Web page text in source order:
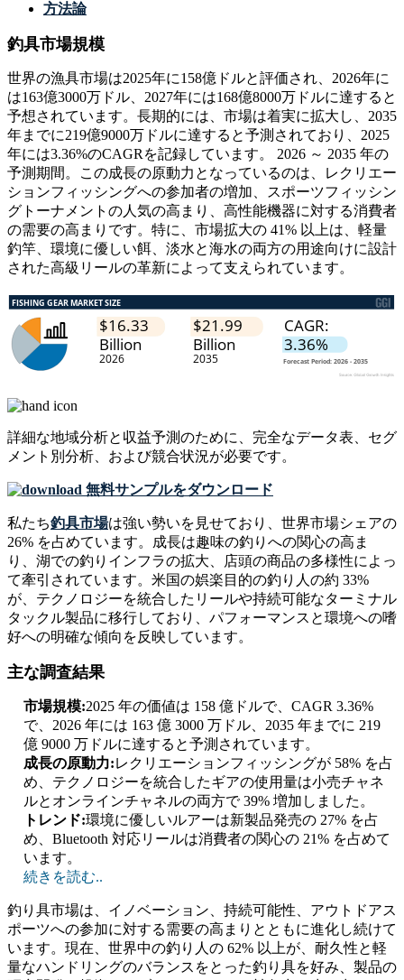
方法論
釣具市場規模
世界の漁具市場は2025年に158億ドルと評価され、2026年に
は163億3000万ドル、2027年には168億8000万ドルに達すると
予想されています。長期的には、市場は着実に拡大し、2035
年までに219億9000万ドルに達すると予測されており、2025
年には3.36%のCAGRを記録しています。 2026 ～ 2035 年の
予測期間。この成長の原動力となっているのは、レクリエー
ションフィッシングへの参加者の増加、スポーツフィッシン
グトーナメントの人気の高まり、高性能機器に対する消費者
の需要の高まりです。特に、市場拡大の 41% 以上は、軽量
釣竿、環境に優しい餌、淡水と海水の両方の用途向けに設計
された高級リールの革新によって支えられています。
詳細な地域分析と収益予測のために、 完全なデータ表、セグ
メント別分析、および競合状況が必要です。
無料サンプルをダウンロード
私たち釣具市場は強い勢いを見せており、世界市場シェアの
26% を占めています。成長は趣味の釣りへの関心の高ま
り、湖での釣りインフラの拡大、店頭の商品の多様性によっ
て牽引されています。米国の娯楽目的の釣り人の約 33%
が、テクノロジーを統合したリールや持続可能なターミナル
タックル製品に移行しており、パフォーマンスと環境への嗜
好への明確な傾向を反映しています。
主な調査結果
市場規模:2025 年の価値は 158 億ドルで、CAGR 3.36%
で、2026 年には 163 億 3000 万ドル、2035 年までに 219
億 9000 万ドルに達すると予測されています。
成長の原動力:レクリエーションフィッシングが 58% を占
め、テクノロジーを統合したギアの使用量は小売チャネ
ルとオンラインチャネルの両方で 39% 増加しました。
トレンド:環境に優しいルアーは新製品発売の 27% を占
め、Bluetooth 対応リールは消費者の関心の 21% を占めて
います。
続きを読む..
釣り具市場は、イノベーション、持続可能性、アウトドアス
ポーツへの参加に対する需要の高まりとともに進化し続けて
います。現在、世界中の釣り人の 62% 以上が、耐久性と軽
量なハンドリングのバランスをとった釣り具を好み、製品の